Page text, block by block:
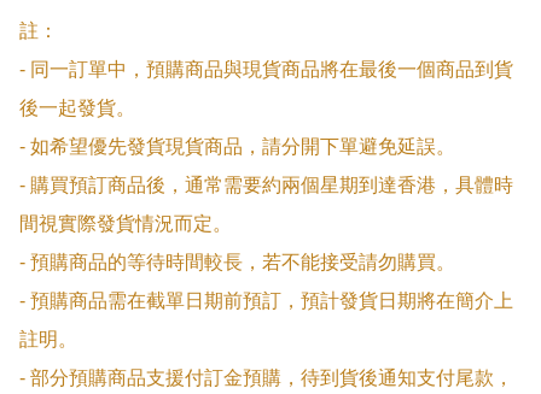
註：
- 同一訂單中，預購商品與現貨商品將在最後一個商品到貨
後一起發貨。
- 如希望優先發貨現貨商品，請分開下單避免延誤。
- 購買預訂商品後，通常需要約兩個星期到達香港，具體時
間視實際發貨情況而定。
- 預購商品的等待時間較長，若不能接受請勿購買。
- 預購商品需在截單日期前預訂，預計發貨日期將在簡介上
註明。
- 部分預購商品支援付訂金預購，待到貨後通知支付尾款，